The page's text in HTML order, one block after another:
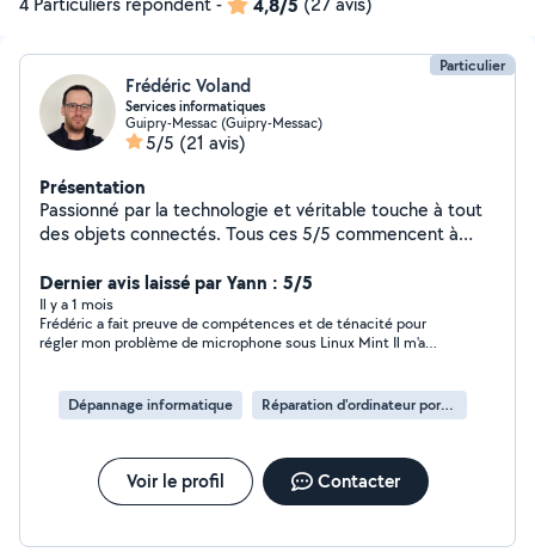
Particulier
Frédéric Voland
Services informatiques
Guipry-Messac (Guipry-Messac)
5/5 (21 avis)
Présentation
Passionné par la technologie et véritable touche à tout
des objets connectés. Tous ces 5/5 commencent à
Dernier avis laissé par Yann : 5/5
Il y a 1 mois
Frédéric a fait preuve de compétences et de ténacité pour
régler mon problème de microphone sous Linux Mint Il m'a
sur les performances de mon wifi ont été aussi très
intéressants Je recommande ses services sans aucunes
Dépannage informatique Réparation d'ordinateur portable
Voir le profil Contacter